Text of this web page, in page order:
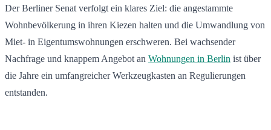
Der Berliner Senat verfolgt ein klares Ziel: die angestammte
Wohnbevölkerung in ihren Kiezen halten und die Umwandlung von
Miet- in Eigentumswohnungen erschweren. Bei wachsender
Nachfrage und knappem Angebot an Wohnungen in Berlin ist über
die Jahre ein umfangreicher Werkzeugkasten an Regulierungen
entstanden.